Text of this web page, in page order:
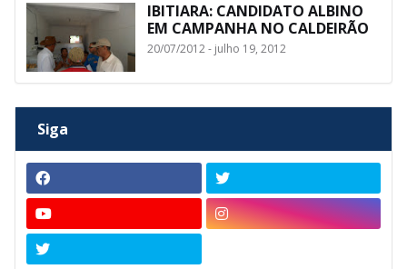
IBITIARA: CANDIDATO ALBINO
EM CAMPANHA NO CALDEIRÃO
20/07/2012 - julho 19, 2012
Siga